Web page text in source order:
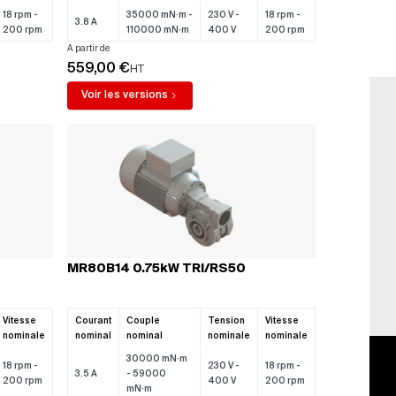
18 rpm -
200 rpm
3.8 A
35000 mN·m -
110000 mN·m
230 V -
400 V
18 rpm -
200 rpm
A partir de
559,00 €HT
Voir les versions
Vitesse
nominale
18 rpm -
200 rpm
MR80B14 0.75kW TRI/RS50
Courant
nominal
Couple
nominal
Tension
nominale
Vitesse
nominale
3.5 A
30000 mN·m
- 59000
mN·m
230 V -
400 V
18 rpm -
200 rpm
48h
sous 48h garanti !
Paiement sécurisé
Vos données bancaires